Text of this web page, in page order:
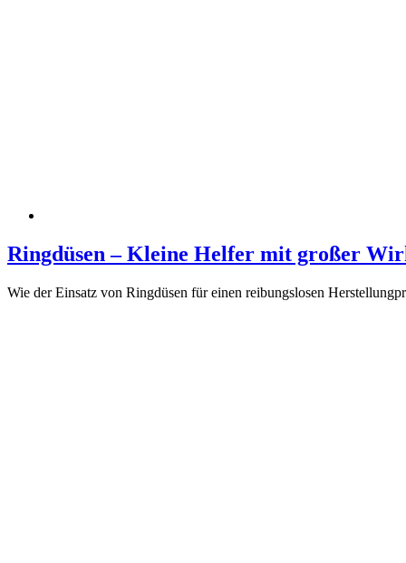
Ringdüsen – Kleine Helfer mit großer
Wie der Einsatz von Ringdüsen für einen reibungslosen